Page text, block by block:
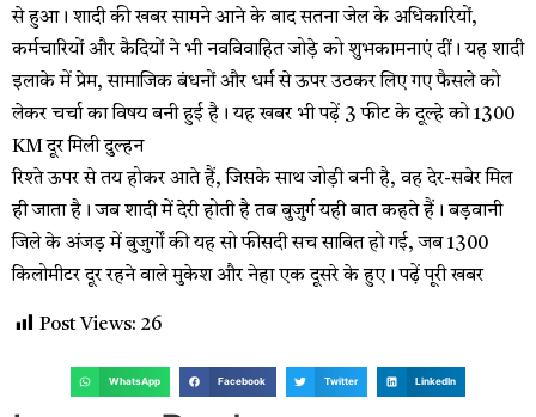
से हुआ। शादी की खबर सामने आने के बाद सतना जेल के अधिकारियों,
कर्मचारियों और कैदियों ने भी नवविवाहित जोड़े को शुभकामनाएं दीं। यह शादी
इलाके में प्रेम, सामाजिक बंधनों और धर्म से ऊपर उठकर लिए गए फैसले को
लेकर चर्चा का विषय बनी हुई है। यह खबर भी पढ़ें 3 फीट के दूल्हे को 1300
KM दूर मिली दुल्हन
रिश्ते ऊपर से तय होकर आते हैं, जिसके साथ जोड़ी बनी है, वह देर-सबेर मिल
ही जाता है। जब शादी में देरी होती है तब बुजुर्ग यही बात कहते हैं। बड़वानी
जिले के अंजड़ में बुजुर्गों की यह सो फीसदी सच साबित हो गई, जब 1300
किलोमीटर दूर रहने वाले मुकेश और नेहा एक दूसरे के हुए। पढ़ें पूरी खबर
Post Views: 26
WhatsApp Facebook Twitter LinkedIn